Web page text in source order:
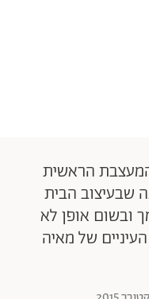
הראשית
שבעיצוב הבית
ובשום אופן לא
של מאיה